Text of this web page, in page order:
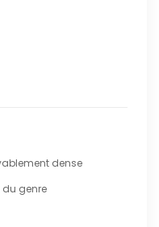
dense
du genre